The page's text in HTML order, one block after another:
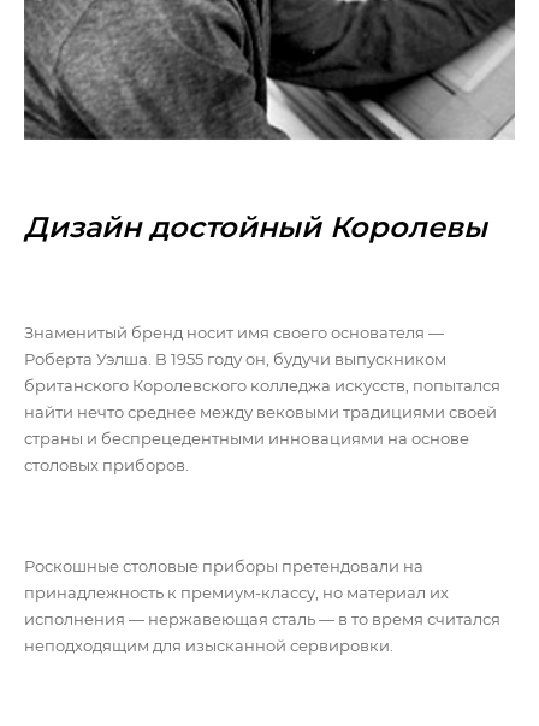
Дизайн достойный Королевы
Знаменитый бренд носит имя своего основателя —
Роберта Уэлша. В 1955 году он, будучи выпускником
британского Королевского колледжа искусств, попытался
найти нечто среднее между вековыми традициями своей
страны и беспрецедентными инновациями на основе
столовых приборов.
Роскошные столовые приборы претендовали на
принадлежность к премиум-классу, но материал их
исполнения — нержавеющая сталь — в то время считался
неподходящим для изысканной сервировки.